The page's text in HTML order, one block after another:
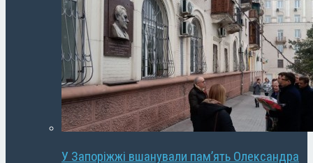
У Запоріжжі вшанували пам’ять Олександра